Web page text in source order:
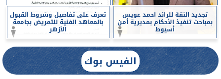
تجديد الثقة للرائد احمد عويس
بمباحث تنفيذ الأحكام بمديرية أمن
أسيوط
تعرف على تفاصيل وشروط القبول
بالمعاهد الفنية للتمريض بجامعة
الأزهر
الفيس بوك